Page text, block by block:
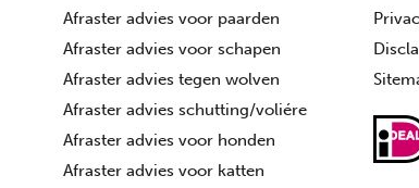
Afraster advies voor paarden
Afraster advies voor schapen
Afraster advies tegen wolven
Afraster advies schutting/voliére
Afraster advies voor honden
Afraster advies voor katten